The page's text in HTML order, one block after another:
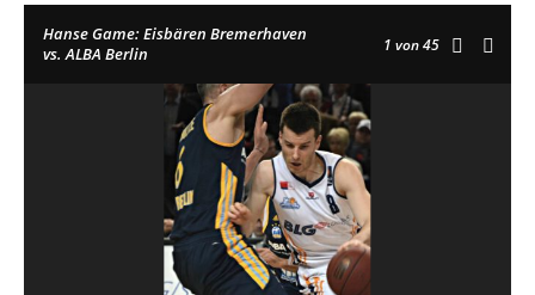
Hanse Game: Eisbären Bremerhaven
vs. ALBA Berlin
1 von 45